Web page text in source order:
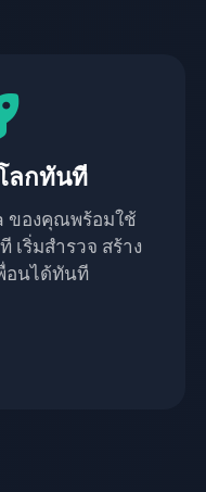
ลกทันที
ของคุณพร้อมใช้
เริ่มสำรวจ สร้าง
อนได้ทันที